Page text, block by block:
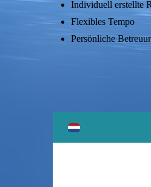
Individuell erstellte
Flexibles Tempo
Persönliche